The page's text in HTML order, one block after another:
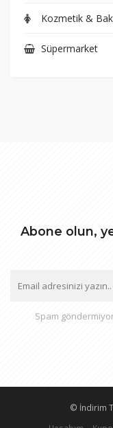
Kozmetik &
Süpermarket
Abone olun,
Spam
© İndirim